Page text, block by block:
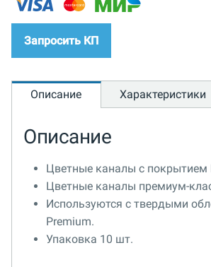
Запросить КП
Описание Характеристики
Описание
Цветные каналы с покрытием
Цветные каналы премиум-
Используются с твердыми
Premium.
Упаковка 10 шт.